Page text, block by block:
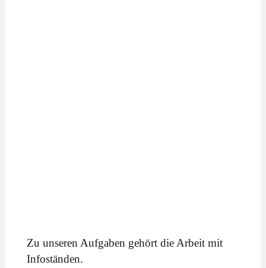
Zu unseren Aufgaben gehört die Arbeit mit
Infoständen.